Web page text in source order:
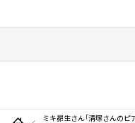
ミキ昴生さん「清塚さんのピ